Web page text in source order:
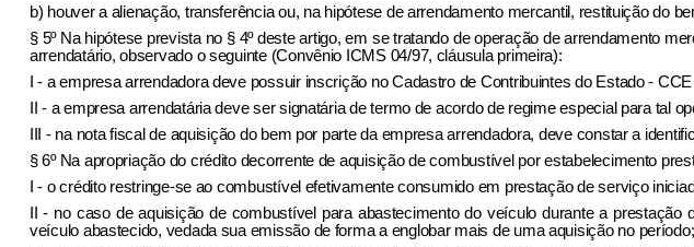
b) houver a alienação, transferência ou, na hipótese de arrendamento mercantil, restituição do
§ 5º Na hipótese prevista no § 4º deste artigo, em se tratando de operação de arrendamento
arrendatário, observado o seguinte (Convênio ICMS 04/97, cláusula primeira):
I - a empresa arrendadora deve possuir inscrição no Cadastro de Contribuintes do Estado -
II - a empresa arrendatária deve ser signatária de termo de acordo de regime especial para tal
III - na nota fiscal de aquisição do bem por parte da empresa arrendadora, deve constar a
§ 6º Na apropriação do crédito decorrente de aquisição de combustível por estabelecimento
I - o crédito restringe-se ao combustível efetivamente consumido em prestação de serviço
II - no caso de aquisição de combustível para abastecimento do veículo durante a
veículo abastecido, vedada sua emissão de forma a englobar mais de uma aquisição no período;